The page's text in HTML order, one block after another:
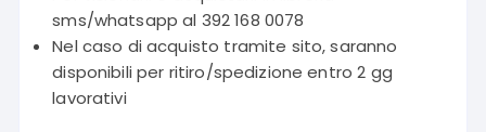
sms/whatsapp al 392 168 0078
Nel caso di acquisto tramite sito, saranno
disponibili per ritiro/spedizione entro 2 gg
lavorativi